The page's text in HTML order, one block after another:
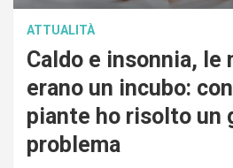
ATTUALITÀ
Caldo e insonnia, le
erano un incubo:
piante ho risolto un
problema